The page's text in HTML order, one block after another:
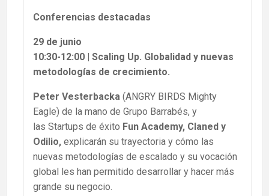
Conferencias destacadas
29 de junio
10:30-12:00 | Scaling Up. Globalidad y nuevas
metodologías de crecimiento.
Peter Vesterbacka (ANGRY BIRDS Mighty
Eagle) de la mano de Grupo Barrabés, y
las Startups de éxito Fun Academy, Claned y
Odilio, explicarán su trayectoria y cómo las
nuevas metodologías de escalado y su vocación
global les han permitido desarrollar y hacer más
grande su negocio.